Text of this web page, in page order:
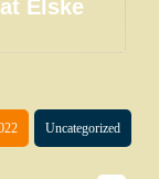
Elske
Uncategorized